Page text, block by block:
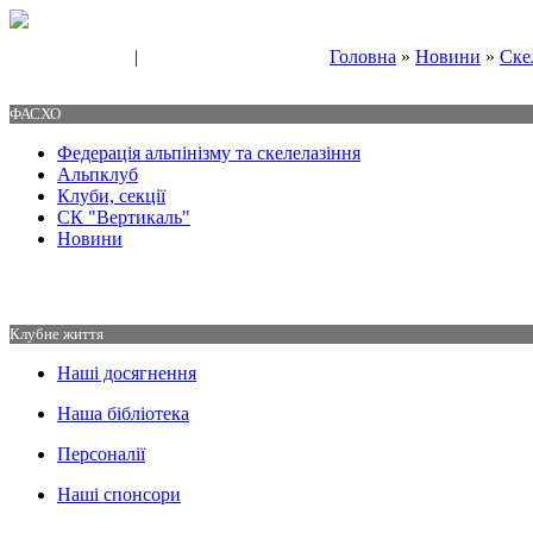
| Головна » Новини »
ФАСХО
Федерація альпінізму та скелелазіння
Альпклуб
Клуби, секції
СК "Вертикаль"
Новини
Клубне життя
Наші досягнення
Наша бібліотека
Персоналії
Наші спонсори